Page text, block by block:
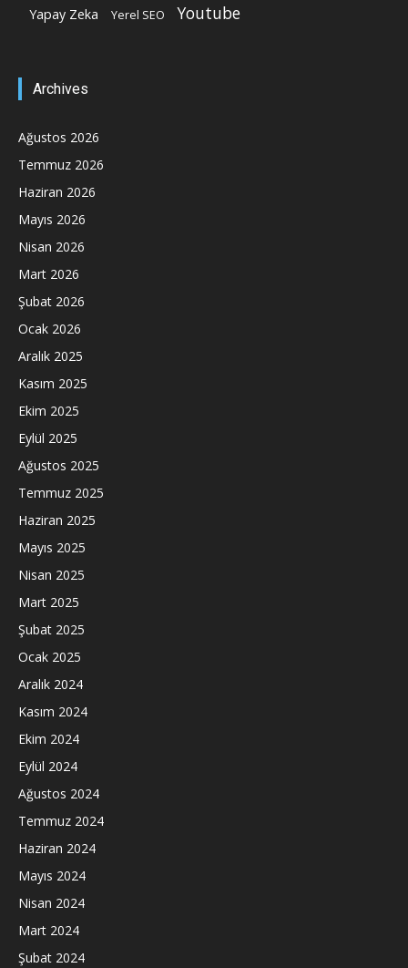
Yapay Zeka Yerel SEO Youtube
Archives
Ağustos 2026
Temmuz 2026
Haziran 2026
Mayıs 2026
Nisan 2026
Mart 2026
Şubat 2026
Ocak 2026
Aralık 2025
Kasım 2025
Ekim 2025
Eylül 2025
Ağustos 2025
Temmuz 2025
Haziran 2025
Mayıs 2025
Nisan 2025
Mart 2025
Şubat 2025
Ocak 2025
Aralık 2024
Kasım 2024
Ekim 2024
Eylül 2024
Ağustos 2024
Temmuz 2024
Haziran 2024
Mayıs 2024
Nisan 2024
Mart 2024
Şubat 2024